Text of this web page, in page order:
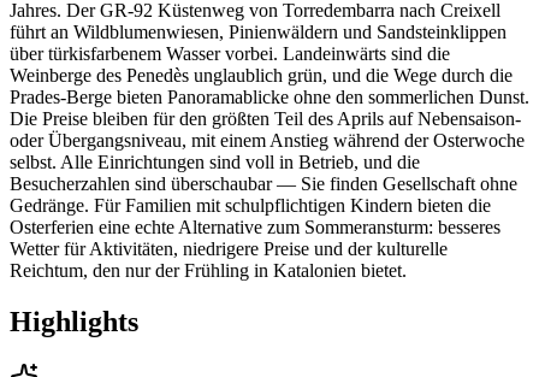
Jahres. Der GR-92 Küstenweg von Torredembarra nach Creixell
führt an Wildblumenwiesen, Pinienwäldern und Sandsteinklippen
über türkisfarbenem Wasser vorbei. Landeinwärts sind die
Weinberge des Penedès unglaublich grün, und die Wege durch die
Prades-Berge bieten Panoramablicke ohne den sommerlichen Dunst.
Die Preise bleiben für den größten Teil des Aprils auf Nebensaison-
oder Übergangsniveau, mit einem Anstieg während der Osterwoche
selbst. Alle Einrichtungen sind voll in Betrieb, und die
Besucherzahlen sind überschaubar — Sie finden Gesellschaft ohne
Gedränge. Für Familien mit schulpflichtigen Kindern bieten die
Osterferien eine echte Alternative zum Sommeransturm: besseres
Wetter für Aktivitäten, niedrigere Preise und der kulturelle
Reichtum, den nur der Frühling in Katalonien bietet.
Highlights